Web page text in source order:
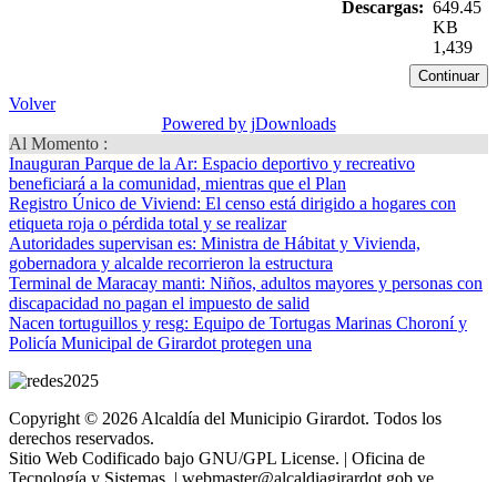
Descargas: 649.45
KB
1,439
Volver
Powered by jDownloads
Al Momento :
Inauguran Parque de la Ar: Espacio deportivo y recreativo
beneficiará a la comunidad, mientras que el Plan
Registro Único de Viviend: El censo está dirigido a hogares con
etiqueta roja o pérdida total y se realizar
Autoridades supervisan es: Ministra de Hábitat y Vivienda,
gobernadora y alcalde recorrieron la estructura
Terminal de Maracay manti: Niños, adultos mayores y personas con
discapacidad no pagan el impuesto de salid
Nacen tortuguillos y resg: Equipo de Tortugas Marinas Choroní y
Policía Municipal de Girardot protegen una
Copyright © 2026 Alcaldía del Municipio Girardot. Todos los
derechos reservados.
Sitio Web Codificado bajo GNU/GPL License. | Oficina de
Tecnología y Sistemas. | webmaster@alcaldiagirardot.gob.ve